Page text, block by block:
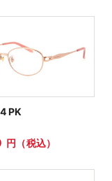
PK
円（税込）